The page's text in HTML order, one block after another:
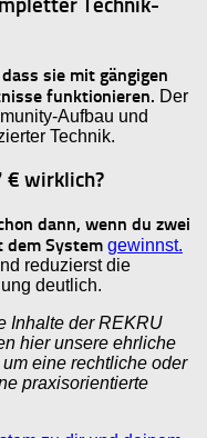
sie mit gängigen
funktionieren. Der
Aufbau und
Technik.
€ wirklich?
dann, wenn du zwei
dem System gewinnst.
reduzierst die
deutlich.
Inhalte der REKRU
hier unsere ehrliche
eine rechtliche oder
praxisorientierte